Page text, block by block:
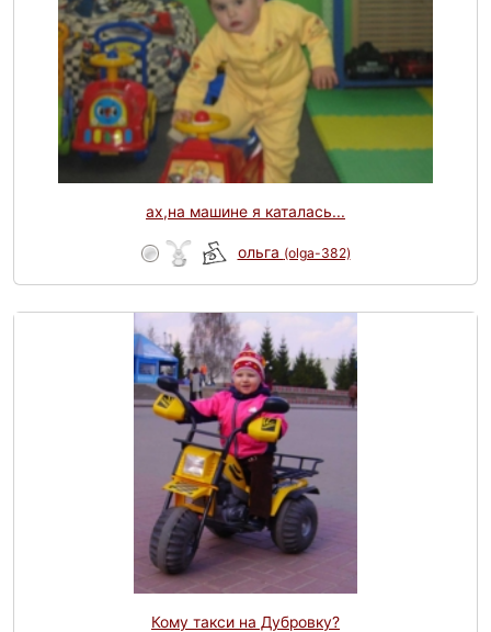
ах,на машине я каталась...
ольга (olga-382)
Кому такси на Дубровку?